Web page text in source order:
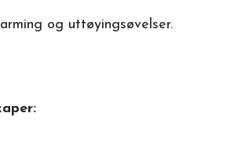
og uttøyingsøvelser.